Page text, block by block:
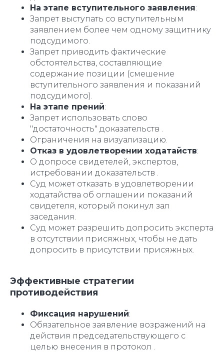
На этапе вступительного заявления:
Запрет выступать со вступительным
заявлением более чем одному защитнику
подсудимого.
Запрет приводить фактические
обстоятельства, составляющие
содержание позиции (смешение
вступительного заявления и показаний
подсудимого).
На этапе прений:
Запрет использовать слово
"достаточность" доказательств .
Ограничения на визуализацию.
Отказ в удовлетворении ходатайств:
О допросе свидетелей, экспертов,
истребовании доказательств .
Суд может отказать в удовлетворении
ходатайства об оглашении показаний
свидетеля, который покинул зал
заседания.
Суд может разрешить допросить эксперта
в отсутствии присяжных, чтобы не дать
допросить в присутствии присяжных.
Эффективные стратегии
противодействия
Фиксация нарушений:
Обязательное заявление возражений на
действия председательствующего с
целью внесения в протокол .